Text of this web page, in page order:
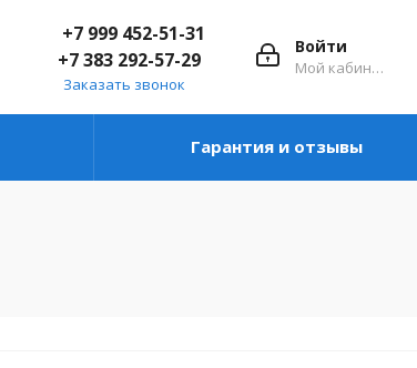
Войти
Мой кабинет
+7 999 452-51-31
+7 383 292-57-29
Заказать звонок
Гарантия и отзывы